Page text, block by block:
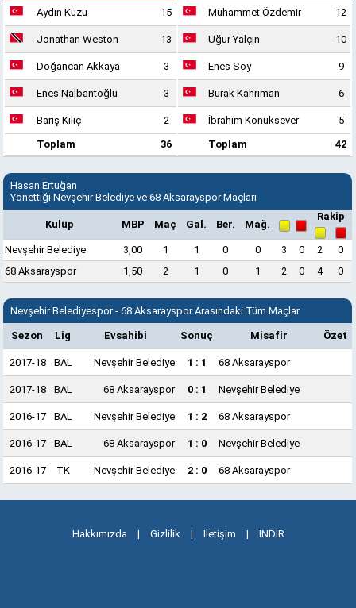
Aydın Kuzu 15
Jonathan Weston 13
Doğancan Akkaya 3
Enes Nalbantoğlu 3
Barış Kılıç
2
Toplam
36
Muhammet Özdemir 12
Uğur Yalçın 10
Enes Soy 9
Burak Kahrıman 6
İbrahim Konuksever
5
Toplam
42
Hasan Ertuğan
Yönettiği Nevşehir Belediye ve 68 Aksarayspor Maçları
Kulüp MBP Maç Gal. Ber. Mağ.
Rakip
Nevşehir Belediye 3,00 1 1 0 0 3 0 2
0
68 Aksarayspor
1,50 2 1 0 1 2 0 4 0
Nevşehir Belediyespor - 68 Aksarayspor Arasındaki Tüm Maçlar
Sezon Lig Evsahibi Sonuç Misafir Özet
2017-18 BAL Nevşehir Belediye 1 : 1 68 Aksarayspor
2017-18 BAL 68 Aksarayspor 0 : 1 Nevşehir Belediye
2016-17 BAL Nevşehir Belediye 1 : 2 68 Aksarayspor
2016-17 BAL 68 Aksarayspor 1 : 0 Nevşehir Belediye
2016-17 TK Nevşehir Belediye 2 : 0 68 Aksarayspor
Hakkımızda | Gizlilik | İletişim | İNDİR